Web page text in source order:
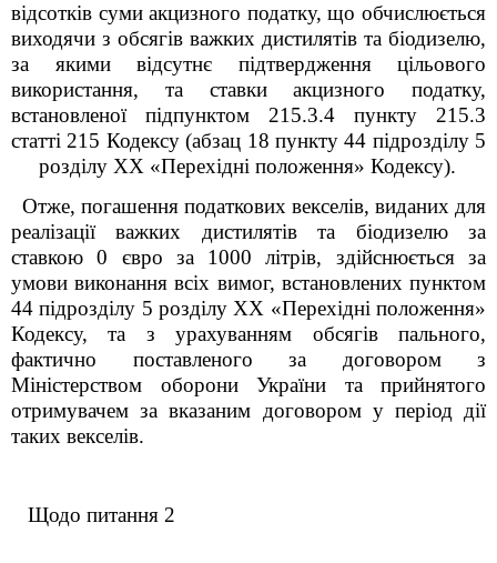
відсотків суми акцизного податку, що обчислюється
виходячи з обсягів важких дистилятів та біодизелю,
за якими відсутнє підтвердження цільового
використання, та ставки акцизного податку,
встановленої підпунктом 215.3.4 пункту 215.3
статті 215 Кодексу (абзац 18 пункту 44 підрозділу 5
розділу ХХ «Перехідні положення» Кодексу).
Отже, погашення податкових векселів, виданих для
реалізації важких дистилятів та біодизелю за
ставкою 0 євро за 1000 літрів, здійснюється за
умови виконання всіх вимог, встановлених пунктом
44 підрозділу 5 розділу ХХ «Перехідні положення»
Кодексу, та з урахуванням обсягів пального,
фактично поставленого за договором з
Міністерством оборони України та прийнятого
отримувачем за вказаним договором у період дії
таких векселів.
Щодо питання 2